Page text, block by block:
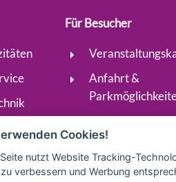
Für Besucher
Anfahrt &
Cookies!
nutzt Website Tracking-
verbessern und Werbung